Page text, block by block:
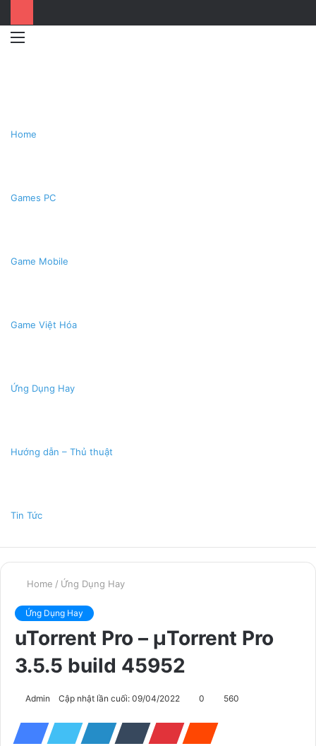
Home
Games PC
Game Mobile
Game Việt Hóa
Ứng Dụng Hay
Hướng dẫn – Thủ thuật
Tin Tức
Home / Ứng Dụng Hay
Ứng Dụng Hay
uTorrent Pro – μTorrent Pro
3.5.5 build 45952
Admin Cập nhật lần cuối: 09/04/2022 0 560